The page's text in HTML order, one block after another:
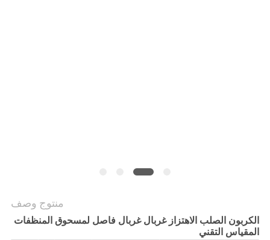
منتوج وصف
الكربون الصلب الاهتزاز غربال غربال فاصل لمسحوق المنظفات
المقياس التقني